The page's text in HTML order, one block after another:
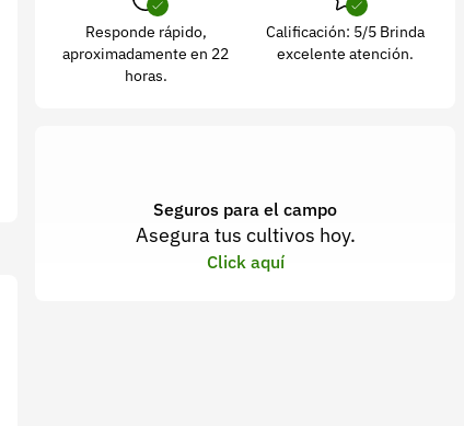
Responde rápido,
aproximadamente en 22
horas.
Calificación: 5/5 Brinda
excelente atención.
Seguros para el campo
Asegura tus cultivos hoy.
Click aquí